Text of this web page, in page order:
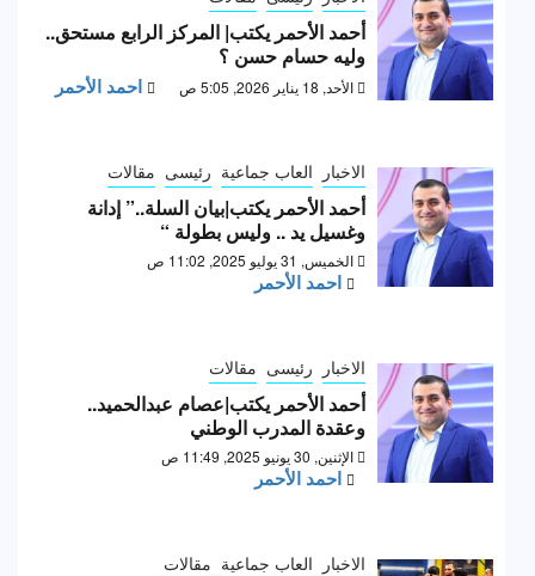
أحمد الأحمر يكتب| المركز الرابع مستحق..
وليه حسام حسن ؟
الأحد, 18 يناير 2026, 5:05 ص احمد الأحمر
الاخبار العاب جماعية رئيسى مقالات
أحمد الأحمر يكتب|بيان السلة..” إدانة
وغسيل يد .. وليس بطولة “
الخميس, 31 يوليو 2025, 11:02 ص
احمد الأحمر
الاخبار رئيسى مقالات
أحمد الأحمر يكتب|عصام عبدالحميد..
وعقدة المدرب الوطني
الإثنين, 30 يونيو 2025, 11:49 ص
احمد الأحمر
الاخبار العاب جماعية مقالات